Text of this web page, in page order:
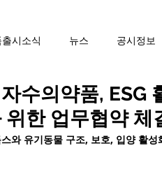
시소식 뉴스 공시정보
수의약품, ESG
위한 업무협약 체
와 유기동물 구조, 보호, 입양 활성